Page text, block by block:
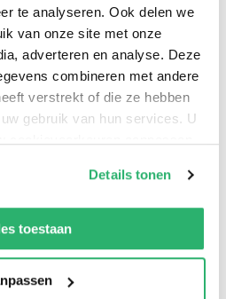
te analyseren. Ook delen we
van onze site met onze
adverteren en analyse. Deze
combineren met andere
verstrekt of die ze hebben
gebruik van hun services. U
Details tonen
toestaan